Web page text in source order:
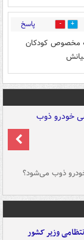
1 پاسخ
مخصوص کودکان
ذوب می‌شود؟
وزیر کشور